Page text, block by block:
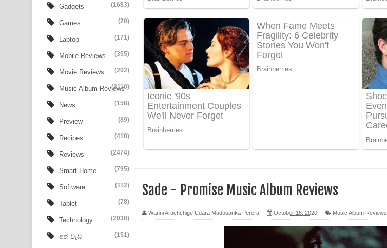
UNUHUMA Song Lyrics - උණුහුම ගීතයේ පද පෙළ
Katakara Song Lyrics - කටකාර ගීතයේ පද පෙළ
Tharu Yaye Dilena Song Lyrics - තරු යායේ දිලෙනා ගීතයේ පද පෙළ
Ow Man Sosa Song Lyrics - ඔව් මං සෝසා ගීතයේ පද පෙළ
Heavy Weight Song Lyrics
Ala purannata Song Lyrics - ආල පුරන්නට ගීතයේ පද පෙළ
FEVER DREAM Lyrics - Alex Warren
BTS : Hooligan Lyrics
Apa Hamuwee Song Lyrics - අප හමුවී ගීතයේ පද පෙළ
PATHINIYE Song Lyrics - පතිනියනේ ගීතයේ පද පෙළ
Gadgets (1683)
Games (20)
Laptop (171)
Mobile Reviews (355)
Movie Reviews (202)
Music Album Reviews
(3110)
News (158)
Preview (89)
Recipes (410)
Reviews (2474)
Smart Home (795)
Software (112)
Tablet (78)
Technology (2030)
අත් වැඩ (151)
Sade - Promise Music Album Reviews
Wanni Arachchige Udara Madusanka Perera October 16, 2020 Music Album Reviews